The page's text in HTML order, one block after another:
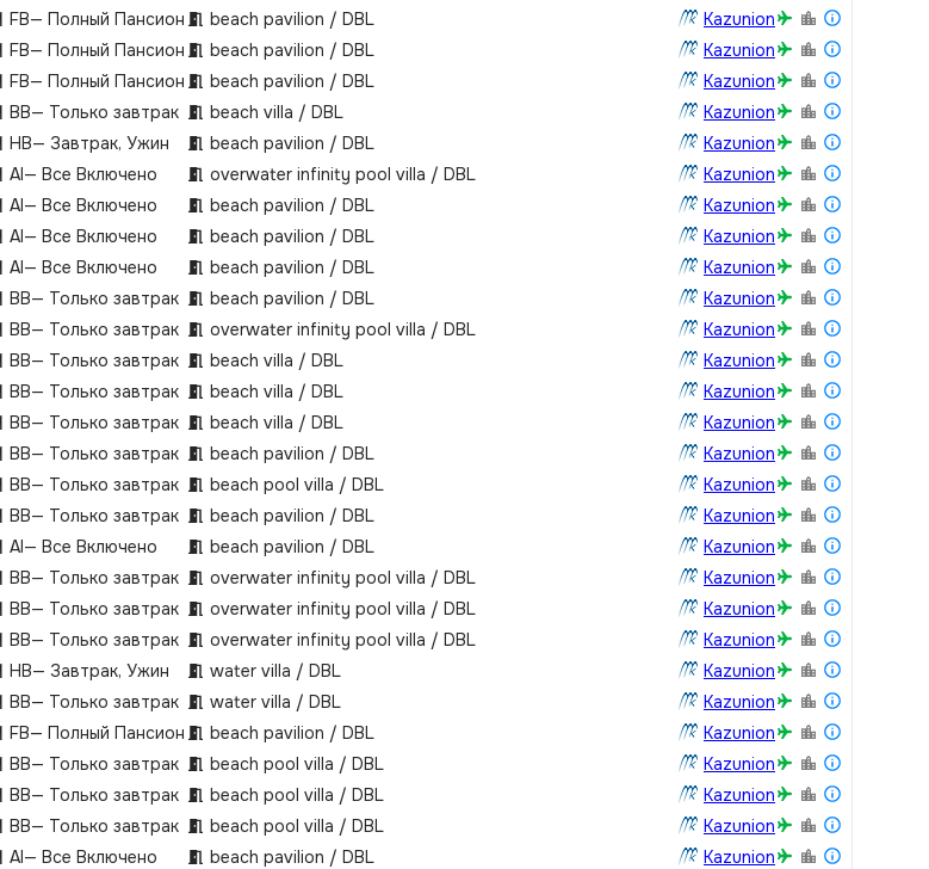
останетесь голодны.В этом волшебном месте каждый найдет
что-то для себя: от семейного отдыха и отдыха в кругу
друзей, до романтического уединения со своей второй
половинкой или времени наедине с собой.Курорт
располагается на Южном Ари Атолле. Трансфер из
международного аэропорта Мале на гидросамолете
занимает 25 минут. В темное время суток предлагается
альтернативный вариант трансфера - 20-минутный
внутренний перелет на рейсе местной авиакомпании до
ближайшего к курорту местного аэропорта Маамигили с
последующим 10-минутным трансфером на катере до
курорта.
FB— Полный Пансион beach pavilion / DBL
Kazunion
FB— Полный Пансион beach pavilion / DBL
Kazunion
FB— Полный Пансион beach pavilion / DBL
Kazunion
BB— Только завтрак beach villa / DBL
Kazunion
HB— Завтрак, Ужин beach pavilion / DBL
Kazunion
AI— Все Включено overwater infinity pool villa / DBL
Kazunion
AI— Все Включено beach pavilion / DBL
Kazunion
AI— Все Включено beach pavilion / DBL
Kazunion
AI— Все Включено beach pavilion / DBL
Kazunion
BB— Только завтрак beach pavilion / DBL
Kazunion
BB— Только завтрак overwater infinity pool villa / DBL
Kazunion
BB— Только завтрак beach villa / DBL
Kazunion
BB— Только завтрак beach villa / DBL
Kazunion
BB— Только завтрак beach villa / DBL
Kazunion
BB— Только завтрак beach pavilion / DBL
Kazunion
BB— Только завтрак beach pool villa / DBL
Kazunion
BB— Только завтрак beach pavilion / DBL
Kazunion
AI— Все Включено beach pavilion / DBL
Kazunion
BB— Только завтрак overwater infinity pool villa / DBL
Kazunion
BB— Только завтрак overwater infinity pool villa / DBL
Kazunion
BB— Только завтрак overwater infinity pool villa / DBL
Kazunion
HB— Завтрак, Ужин water villa / DBL
Kazunion
BB— Только завтрак water villa / DBL
Kazunion
FB— Полный Пансион beach pavilion / DBL
Kazunion
BB— Только завтрак beach pool villa / DBL
Kazunion
BB— Только завтрак beach pool villa / DBL
Kazunion
BB— Только завтрак beach pool villa / DBL
Kazunion
AI— Все Включено beach pavilion / DBL
Kazunion